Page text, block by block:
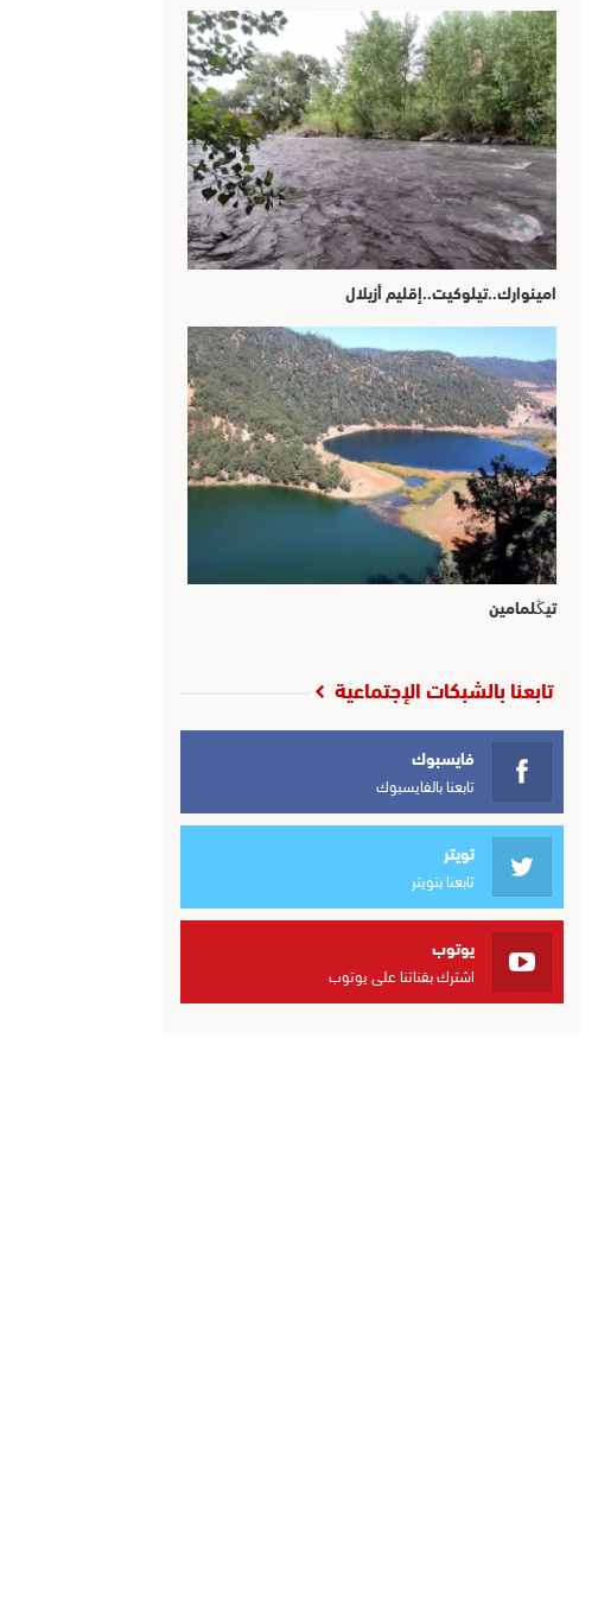
امينوارك..تيلوكيت..إقليم أزيلال
تيڭلمامين
تابعنا بالشبكات الإجتماعية
فايسبوك
تابعنا بالفايسبوك
تويتر
تابعنا بتويتر
يوتوب
اشترك بقناتنا على يوتوب